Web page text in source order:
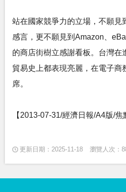
站在國家競爭力的立場，不願見
感言，更不願見到Amazon、
的商店街樹立感謝看板。台灣在
貿易史上都表現亮麗，在電子商
席。
【2013-07-31/經濟日報/A4版/焦
更新日期：2025-11-18 瀏覽人次：